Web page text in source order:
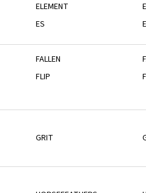
ELEMENT
ES
FALLEN
FLIP
GRIT